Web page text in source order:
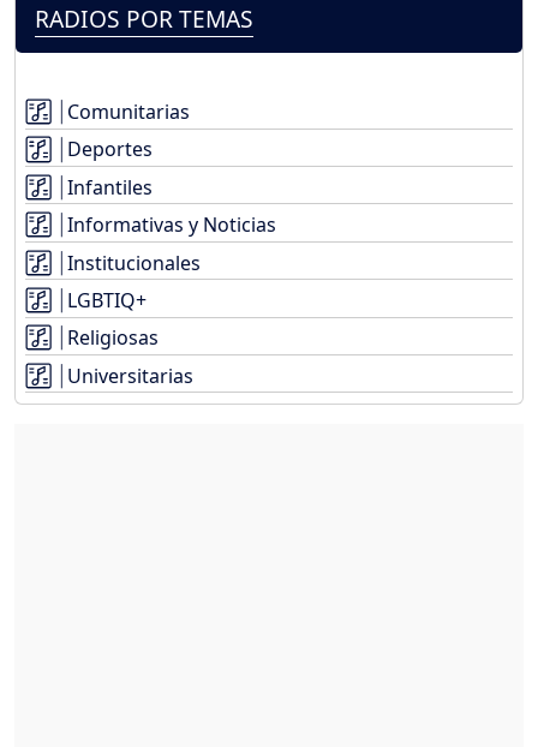
RADIOS POR TEMAS
Comunitarias
Deportes
Infantiles
Informativas y Noticias
Institucionales
LGBTIQ+
Religiosas
Universitarias